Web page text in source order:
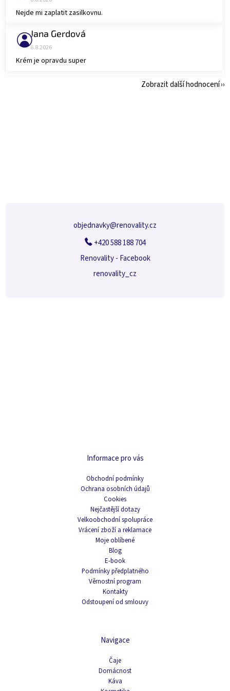
Nejde mi zaplatit zasilkovnu.
Jana Gerdová
Hodnocení obchodu je 5 z 5 hvězdiček.
6.8.2026
Krém je opravdu super
Zobrazit další hodnocení
Informace pro vás
Obchodní podmínky
Ochrana osobních údajů
Cookies
Nejčastější dotazy
Velkoobchodní spolupráce
Vrácení zboží a reklamace
Moje oblíbené
Blog
E-book
Podmínky předplatného
Věrnostní program
Kontakty
Odstoupení od smlouvy
Navigace
Čaje
Domácnost
Káva
objednavky@renovality.cz
+420 588 188 704
Renovality - Facebook
renovality_cz